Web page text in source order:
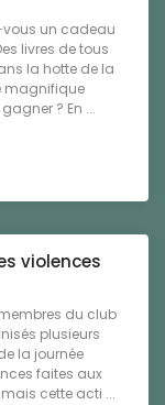
vous un cadeau
livres de tous
la hotte de la
magnifique
? En ...
violences
du club
plusieurs
la journée
faites aux
cette acti ...